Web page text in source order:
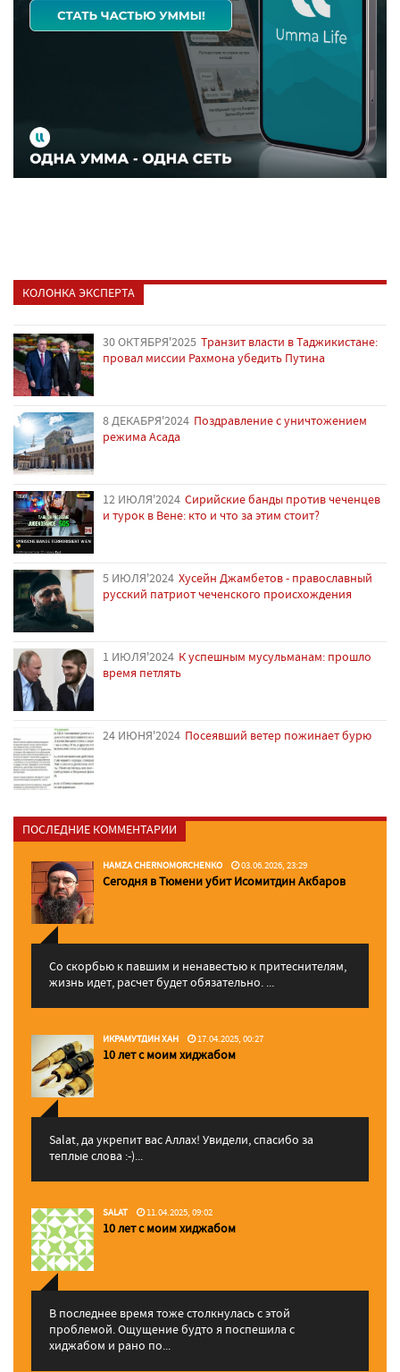
КОЛОНКА ЭКСПЕРТА
30 ОКТЯБРЯ'2025 Транзит власти в Таджикистане:
провал миссии Рахмона убедить Путина
8 ДЕКАБРЯ'2024 Поздравление с уничтожением
режима Асада
12 ИЮЛЯ'2024 Сирийские банды против чеченцев
и турок в Вене: кто и что за этим стоит?
5 ИЮЛЯ'2024 Хусейн Джамбетов - православный
русский патриот чеченского происхождения
1 ИЮЛЯ'2024 К успешным мусульманам: прошло
время петлять
24 ИЮНЯ'2024 Посеявший ветер пожинает бурю
ПОСЛЕДНИЕ КОММЕНТАРИИ
HAMZA CHERNOMORCHENKO 03.06.2026, 23:29
Сегодня в Тюмени убит Исомитдин Акбаров
Со скорбью к павшим и ненавестью к притеснителям,
жизнь идет, расчет будет обязательно. ...
ИКРАМУТДИН ХАН 17.04.2025, 00:27
10 лет с моим хиджабом
Salat, да укрепит вас Аллаx! Увидели, спасибо за
теплые слова :-)...
SALAT 11.04.2025, 09:02
10 лет с моим хиджабом
В последнее время тоже столкнулась с этой
проблемой. Ощущение будто я поспешила с
хиджабом и рано по...